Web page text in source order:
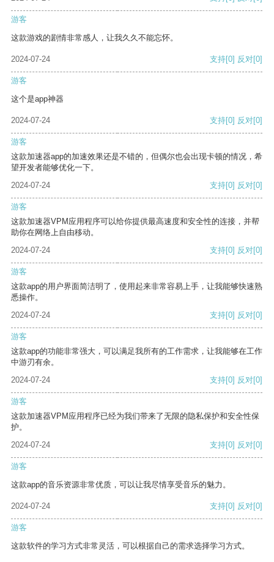
游客
这款游戏的剧情非常感人，让我久久不能忘怀。
2024-07-24 支持[0] 反对[0]
游客
这个是app神器
2024-07-24 支持[0] 反对[0]
游客
这款加速器app的加速效果还是不错的，但偶尔也会出现卡顿的情况，希
望开发者能够优化一下。
2024-07-24
支持[0] 反对[0]
游客
这款加速器VPM应用程序可以给你提供最高速度和安全性的连接，并帮
助你在网络上自由移动。
2024-07-24
支持[0] 反对[0]
游客
这款app的用户界面简洁明了，使用起来非常容易上手，让我能够快速熟
悉操作。
2024-07-24
支持[0] 反对[0]
游客
这款app的功能非常强大，可以满足我所有的工作需求，让我能够在工作
中游刃有余。
2024-07-24
支持[0] 反对[0]
游客
这款加速器VPM应用程序已经为我们带来了无限的隐私保护和安全性保
护。
2024-07-24
支持[0] 反对[0]
游客
这款app的音乐资源非常优质，可以让我尽情享受音乐的魅力。
2024-07-24 支持[0] 反对[0]
游客
这款软件的学习方式非常灵活，可以根据自己的需求选择学习方式。